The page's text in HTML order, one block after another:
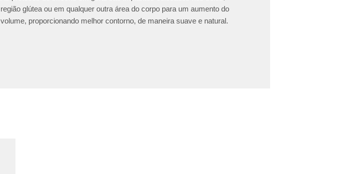
região glútea ou em qualquer outra área do corpo para um aumento do
volume, proporcionando melhor contorno, de maneira suave e natural.